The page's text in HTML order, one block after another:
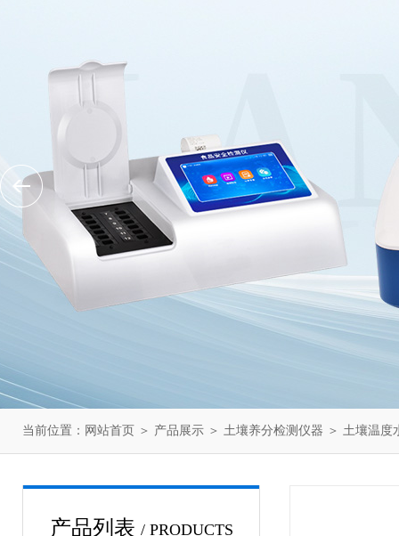
当前位置： 网站首页 ＞ 产品展示 ＞ 土壤养分检测仪器 ＞ 土壤温度
产品列表 / PRODUCTS